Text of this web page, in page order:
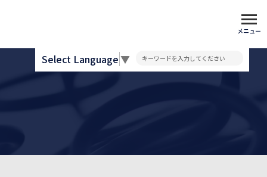
メニュー
Select Language▼